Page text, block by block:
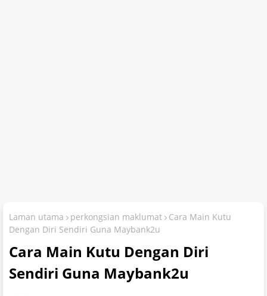
Laman utama perkongsian maklumat
Cara Main Kutu
Dengan Diri Sendiri Guna Maybank2u
Cara Main Kutu Dengan Diri
Sendiri Guna Maybank2u